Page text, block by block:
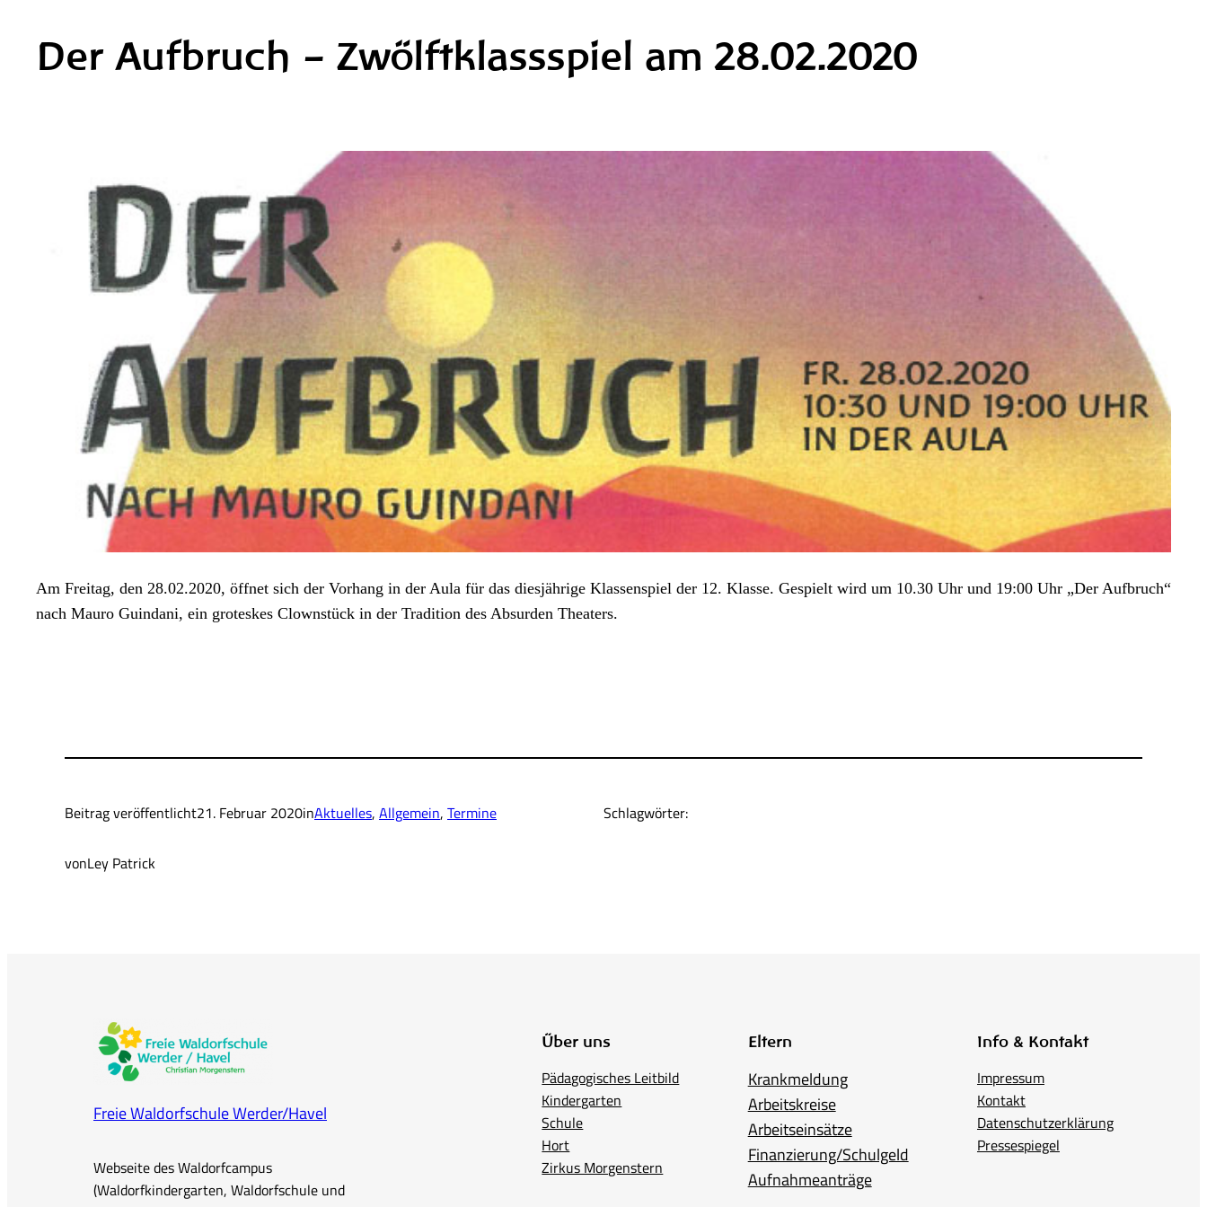
Der Aufbruch – Zwölftklassspiel am 28.02.2020
Am Freitag, den 28.02.2020, öffnet sich der Vorhang in der Aula für das diesjährige Klassenspiel der 12. Klasse. Gespielt wird um 10.30 Uhr und 19:00 Uhr „Der Aufbruch“
nach Mauro Guindani, ein groteskes Clownstück in der Tradition des Absurden Theaters.
Beitrag veröffentlicht21. Februar 2020inAktuelles, Allgemein, Termine
vonLey Patrick
Schlagwörter:
Freie Waldorfschule Werder/Havel
Webseite des Waldorfcampus
(Waldorfkindergarten, Waldorfschule und
Über uns
Pädagogisches Leitbild
Kindergarten
Schule
Hort
Zirkus Morgenstern
Eltern
Krankmeldung
Arbeitskreise
Arbeitseinsätze
Finanzierung/Schulgeld
Aufnahmeanträge
Info & Kontakt
Impressum
Kontakt
Datenschutzerklärung
Pressespiegel